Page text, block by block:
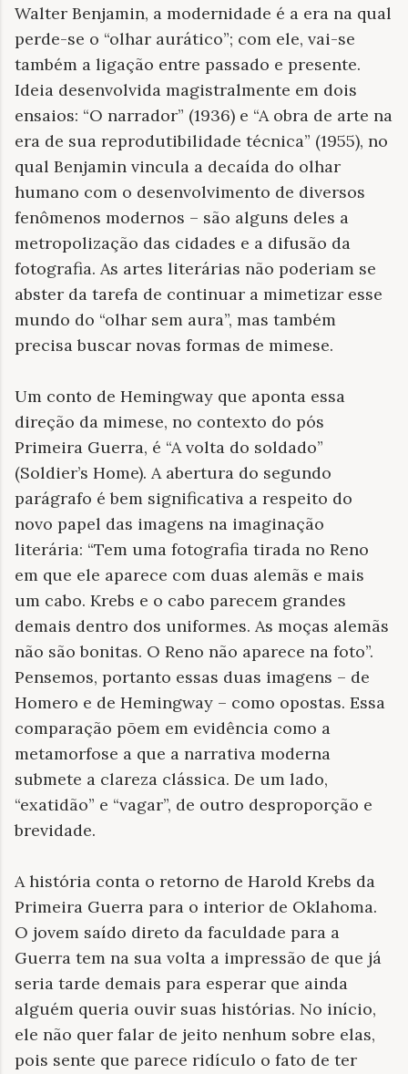
Walter Benjamin, a modernidade é a era na qual
perde-se o “olhar aurático”; com ele, vai-se
também a ligação entre passado e presente.
Ideia desenvolvida magistralmente em dois
ensaios: “O narrador” (1936) e “A obra de arte na
era de sua reprodutibilidade técnica” (1955), no
qual Benjamin vincula a decaída do olhar
humano com o desenvolvimento de diversos
fenômenos modernos – são alguns deles a
metropolização das cidades e a difusão da
fotografia. As artes literárias não poderiam se
abster da tarefa de continuar a mimetizar esse
mundo do “olhar sem aura”, mas também
precisa buscar novas formas de mimese.
Um conto de Hemingway que aponta essa
direção da mimese, no contexto do pós
Primeira Guerra, é “A volta do soldado”
(Soldier’s Home). A abertura do segundo
parágrafo é bem significativa a respeito do
novo papel das imagens na imaginação
literária: “Tem uma fotografia tirada no Reno
em que ele aparece com duas alemãs e mais
um cabo. Krebs e o cabo parecem grandes
demais dentro dos uniformes. As moças alemãs
não são bonitas. O Reno não aparece na foto”.
Pensemos, portanto essas duas imagens – de
Homero e de Hemingway – como opostas. Essa
comparação põem em evidência como a
metamorfose a que a narrativa moderna
submete a clareza clássica. De um lado,
“exatidão” e “vagar”, de outro desproporção e
brevidade.
A história conta o retorno de Harold Krebs da
Primeira Guerra para o interior de Oklahoma.
O jovem saído direto da faculdade para a
Guerra tem na sua volta a impressão de que já
seria tarde demais para esperar que ainda
alguém queria ouvir suas histórias. No início,
ele não quer falar de jeito nenhum sobre elas,
pois sente que parece ridículo o fato de ter